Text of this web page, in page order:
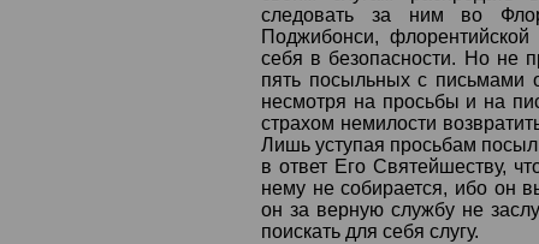
следовать за ним во
Поджибонси, флорентийской
себя в безопасности. Но не
пять посыльных с письмами
несмотря на просьбы и на
страхом немилости
Лишь уступая просьбам
в ответ Его Святейшеству,
нему не собирается, ибо он
он за верную службу не
поискать для себя слугу.